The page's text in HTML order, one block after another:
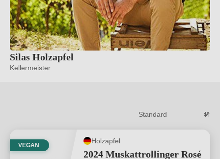
Silas Holzapfel
Kellermeister
VEGAN
Holzapfel
2024 Muskattrollinger Rosé